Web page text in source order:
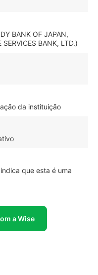
BANK OF JAPAN,
SERVICES BANK, LTD.)
da instituição
que esta é uma
a Wise